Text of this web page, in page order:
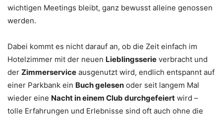
wichtigen Meetings bleibt, ganz bewusst alleine genossen
werden.
Dabei kommt es nicht darauf an, ob die Zeit einfach im
Hotelzimmer mit der neuen Lieblingsserie verbracht und
der Zimmerservice ausgenutzt wird, endlich entspannt auf
einer Parkbank ein Buch gelesen oder seit langem Mal
wieder eine Nacht in einem Club durchgefeiert wird –
tolle Erfahrungen und Erlebnisse sind oft auch ohne die